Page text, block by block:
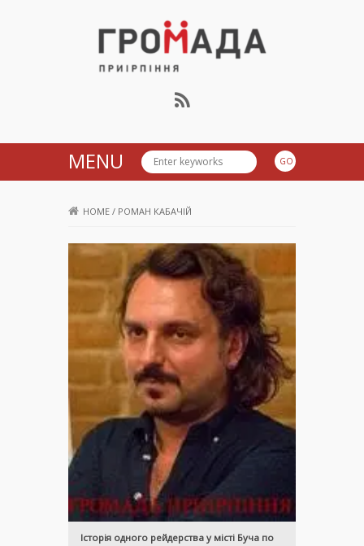
Громада Приірпіння
MENU
HOME / РОМАН КАБАЧІЙ
Історія одного рейдерства у місті Буча по